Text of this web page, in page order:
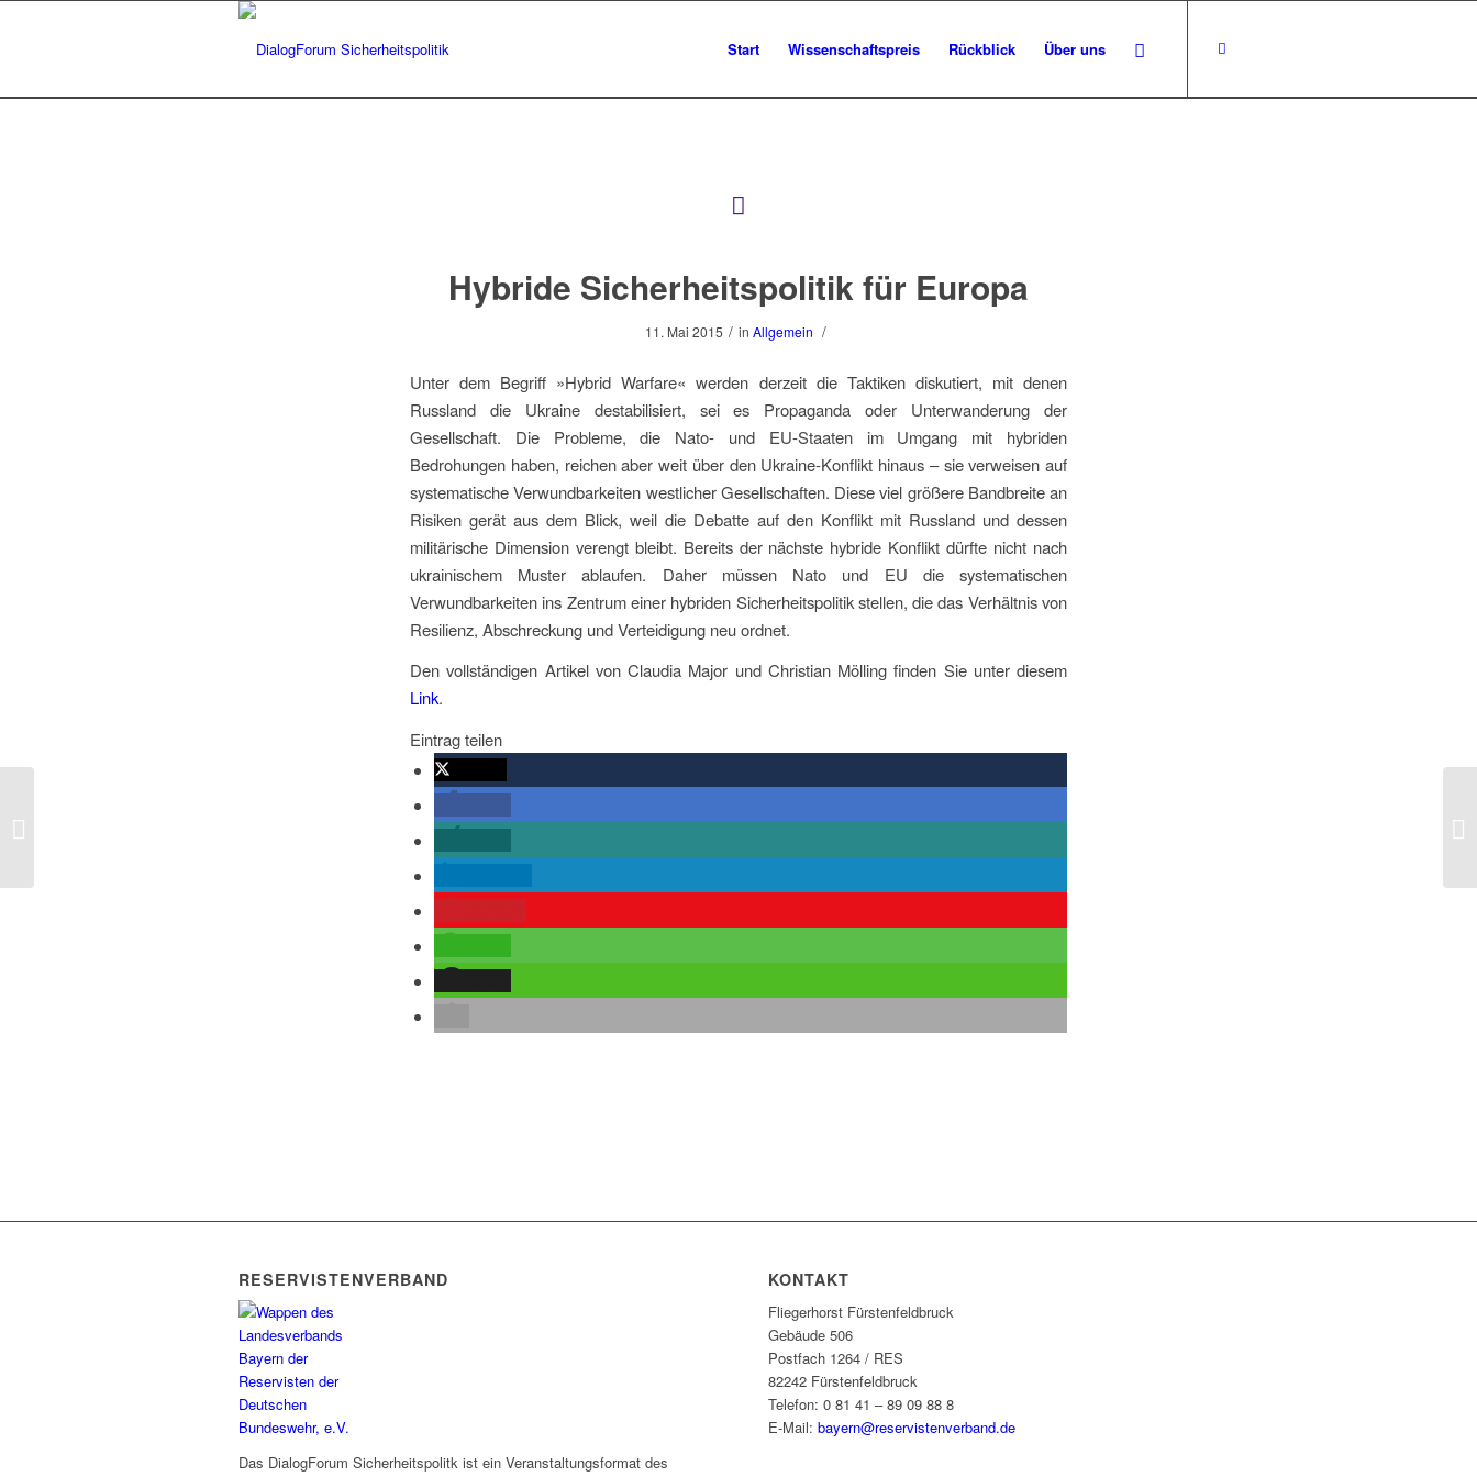
Start Wissenschaftspreis Rückblick Über uns
Hybride Sicherheitspolitik für Europa
11. Mai 2015 / in Allgemein /
Unter dem Begriff »Hybrid Warfare« werden derzeit die Taktiken diskutiert, mit denen
Russland die Ukraine destabilisiert, sei es Propaganda oder Unterwanderung der
Gesellschaft. Die Probleme, die Nato- und EU-Staaten im Umgang mit hybriden
Bedrohungen haben, reichen aber weit über den Ukraine-Konflikt hinaus – sie verweisen auf
systematische Verwundbarkeiten westlicher Gesellschaften. Diese viel größere Bandbreite an
Risiken gerät aus dem Blick, weil die Debatte auf den Konflikt mit Russland und dessen
militärische Dimension verengt bleibt. Bereits der nächste hybride Konflikt dürfte nicht nach
ukrainischem Muster ablaufen. Daher müssen Nato und EU die systematischen
Verwundbarkeiten ins Zentrum einer hybriden Sicherheitspolitik stellen, die das Verhältnis von
Resilienz, Abschreckung und Verteidigung neu ordnet.
Den vollständigen Artikel von Claudia Major und Christian Mölling finden Sie unter diesem
Link.
Eintrag teilen
RESERVISTENVERBAND
Das DialogForum Sicherheitspolitk ist ein Veranstaltungsformat des
KONTAKT
Fliegerhorst Fürstenfeldbruck
Gebäude 506
Postfach 1264 / RES
82242 Fürstenfeldbruck
Telefon: 0 81 41 – 89 09 88 8
E-Mail:bayern@reservistenverband.de